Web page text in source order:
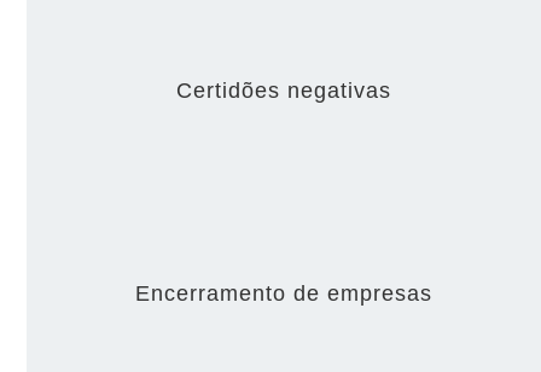
Certidões negativas
Encerramento de empresas